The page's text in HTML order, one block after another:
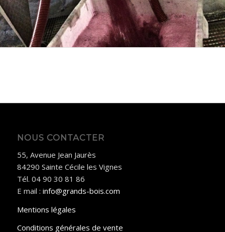
NOUS CONTACTER
55, Avenue Jean Jaurès
84290 Sainte Cécile les Vignes
Tél. 04 90 30 81 86
E mail : info@grands-bois.com
Mentions légales
Conditions générales de vente